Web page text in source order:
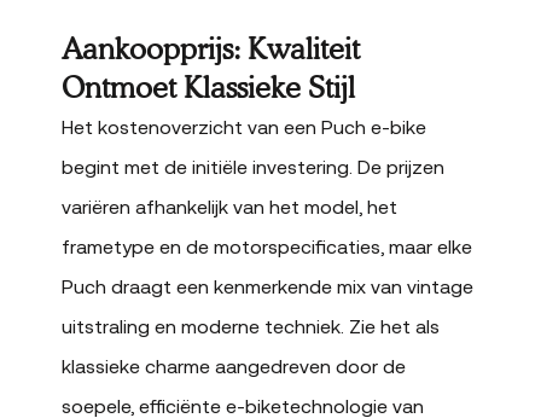
Aankoopprijs: Kwaliteit
Ontmoet Klassieke Stijl
Het kostenoverzicht van een Puch e-bike
begint met de initiële investering. De prijzen
variëren afhankelijk van het model, het
frametype en de motorspecificaties, maar elke
Puch draagt een kenmerkende mix van vintage
uitstraling en moderne techniek. Zie het als
klassieke charme aangedreven door de
soepele, efficiënte e-biketechnologie van